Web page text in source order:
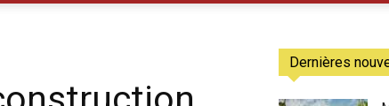
Dernières